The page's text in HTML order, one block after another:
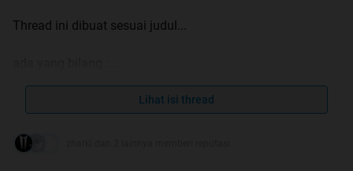
Thread ini dibuat sesuai judul...
PAHI (Pakai Apa Hari Ini)
mari kita saling berbagi
Lihat isi thread